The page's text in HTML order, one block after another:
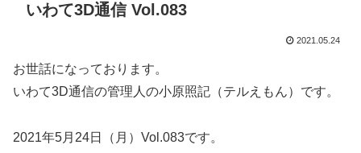
いわて3D通信 Vol.083
2021.05.24
お世話になっております。
いわて3D通信の管理人の小原照記（テルえもん）です。
2021年5月24日（月）Vol.083です。